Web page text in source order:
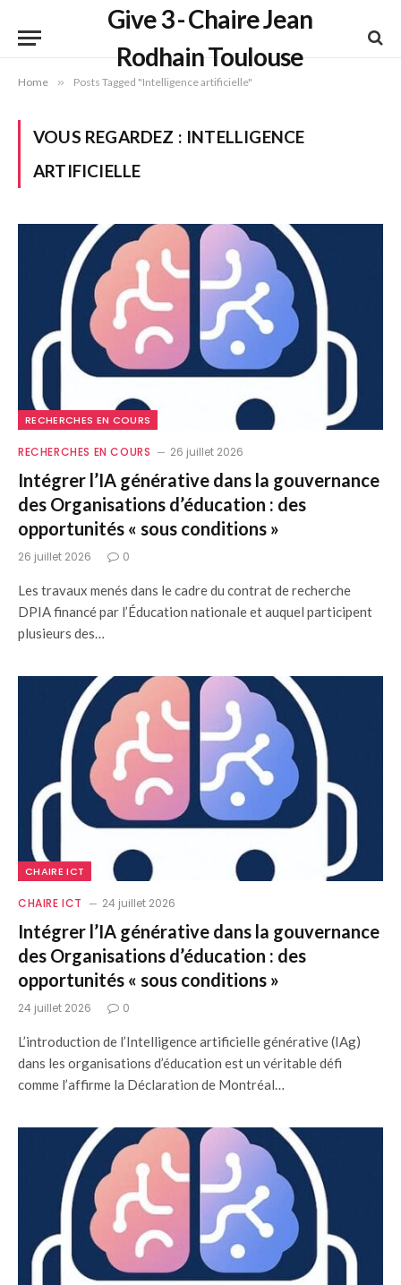
Give 3 - Chaire Jean
Rodhain Toulouse
Home » Posts Tagged "Intelligence artificielle"
VOUS REGARDEZ : INTELLIGENCE
ARTIFICIELLE
RECHERCHES EN COURS
RECHERCHES EN COURS 26 juillet 2026
Intégrer l’IA générative dans la gouvernance
des Organisations d’éducation : des
opportunités « sous conditions »
26 juillet 2026 0
Les travaux menés dans le cadre du contrat de recherche
DPIA financé par l’Éducation nationale et auquel participent
plusieurs des…
CHAIRE ICT
CHAIRE ICT 24 juillet 2026
Intégrer l’IA générative dans la gouvernance
des Organisations d’éducation : des
opportunités « sous conditions »
24 juillet 2026 0
L’introduction de l’Intelligence artificielle générative (IAg)
dans les organisations d’éducation est un véritable défi
comme l’affirme la Déclaration de Montréal…